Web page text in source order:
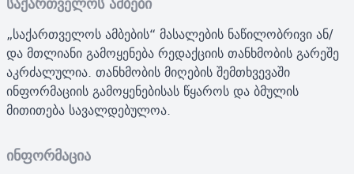
„საქართველოს ამბების“ მასალების ნაწილობრივი ან/
და მთლიანი გამოყენება რედაქციის თანხმობის გარეშე
აკრძალულია. თანხმობის მიღების შემთხვევაში
ინფორმაციის გამოყენებისას წყაროს და ბმულის
მითითება სავალდებულოა.
ინფორმაცია